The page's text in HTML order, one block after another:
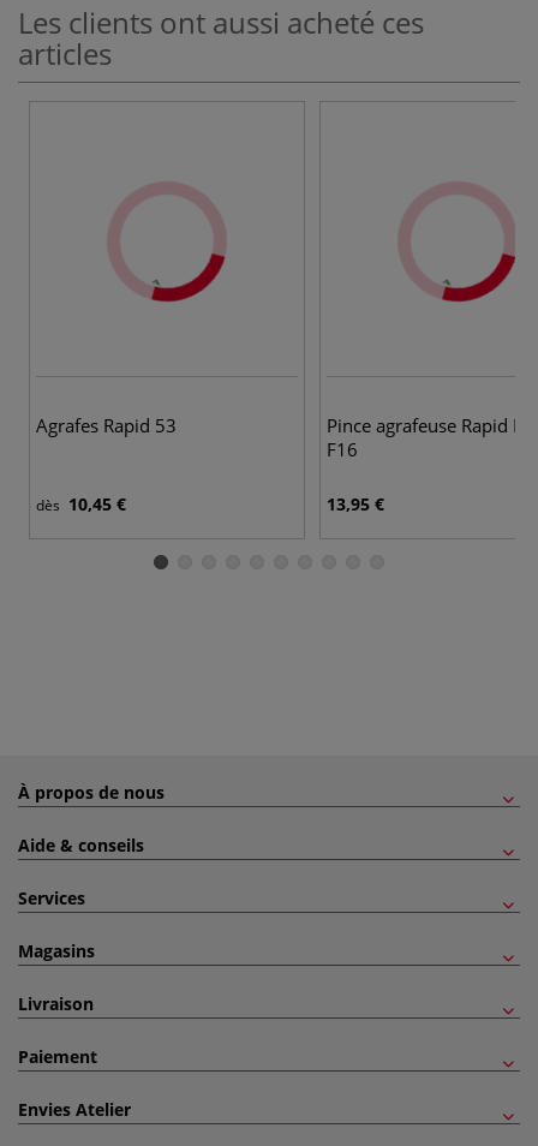
Les clients ont aussi acheté ces
articles
Agrafes Rapid 53
dès 10,45 €
Pince agrafeuse Rapid
F16
13,95 €
À propos de nous
Aide & conseils
Services
Magasins
Livraison
Paiement
Envies Atelier